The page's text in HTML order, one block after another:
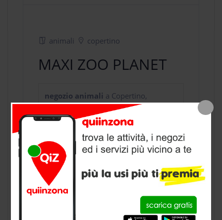
animali copertino
MAXI ZOO PLANET
negozio animali a Copertino,
CONTATTI
usa gratis quiinzona e :